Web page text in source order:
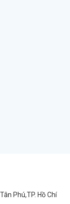
Phú,TP. Hồ Chí